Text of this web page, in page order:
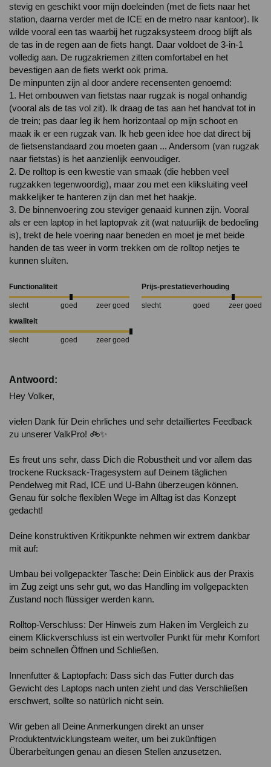
stevig en geschikt voor mijn doeleinden (met de fiets naar het
station, daarna verder met de ICE en de metro naar kantoor). Ik
wilde vooral een tas waarbij het rugzaksysteem droog blijft als
de tas in de regen aan de fiets hangt. Daar voldoet de 3-in-1
volledig aan. De rugzakriemen zitten comfortabel en het
bevestigen aan de fiets werkt ook prima.
De minpunten zijn al door andere recensenten genoemd:
1. Het ombouwen van fietstas naar rugzak is nogal onhandig
(vooral als de tas vol zit). Ik draag de tas aan het handvat tot in
de trein; pas daar leg ik hem horizontaal op mijn schoot en
maak ik er een rugzak van. Ik heb geen idee hoe dat direct bij
de fietsenstandaard zou moeten gaan ... Andersom (van rugzak
naar fietstas) is het aanzienlijk eenvoudiger.
2. De rolltop is een kwestie van smaak (die hebben veel
rugzakken tegenwoordig), maar zou met een kliksluiting veel
makkelijker te hanteren zijn dan met het haakje.
3. De binnenvoering zou steviger genaaid kunnen zijn. Vooral
als er een laptop in het laptopvak zit (wat natuurlijk de bedoeling
is), trekt de hele voering naar beneden en moet je met beide
handen de tas weer in vorm trekken om de rolltop netjes te
kunnen sluiten.
Functionaliteit
slecht goed zeer goed
Prijs-prestatieverhouding
slecht goed
zeer goed
kwaliteit
slecht goed zeer goed
Antwoord:
Hey Volker,
vielen Dank für Dein ehrliches und sehr detailliertes Feedback
zu unserer ValkPro! 🚲✨
Es freut uns sehr, dass Dich die Robustheit und vor allem das
trockene Rucksack-Tragesystem auf Deinem täglichen
Pendelweg mit Rad, ICE und U-Bahn überzeugen können.
Genau für solche flexiblen Wege im Alltag ist das Konzept
gedacht!
Deine konstruktiven Kritikpunkte nehmen wir extrem dankbar
mit auf:
Umbau bei vollgepackter Tasche: Dein Einblick aus der Praxis
im Zug zeigt uns sehr gut, wo das Handling im vollgepackten
Zustand noch flüssiger werden kann.
Rolltop-Verschluss: Der Hinweis zum Haken im Vergleich zu
einem Klickverschluss ist ein wertvoller Punkt für mehr Komfort
beim schnellen Öffnen und Schließen.
Innenfutter & Laptopfach: Dass sich das Futter durch das
Gewicht des Laptops nach unten zieht und das Verschließen
erschwert, sollte so natürlich nicht sein.
Wir geben all Deine Anmerkungen direkt an unser
Produktentwicklungsteam weiter, um bei zukünftigen
Überarbeitungen genau an diesen Stellen anzusetzen.